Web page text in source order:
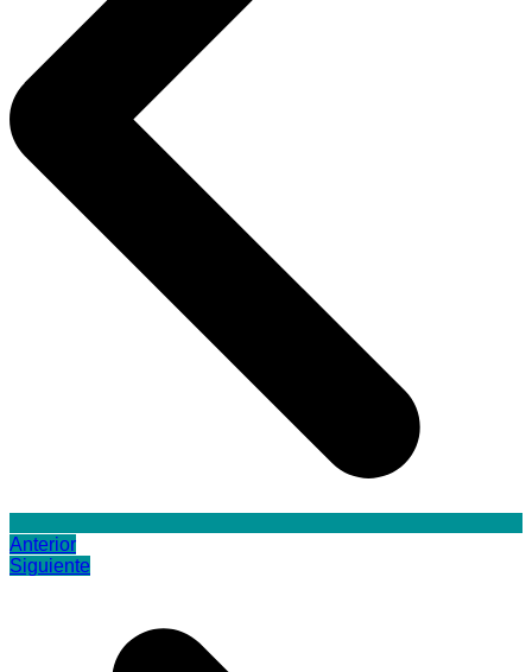
Anterior
Siguiente